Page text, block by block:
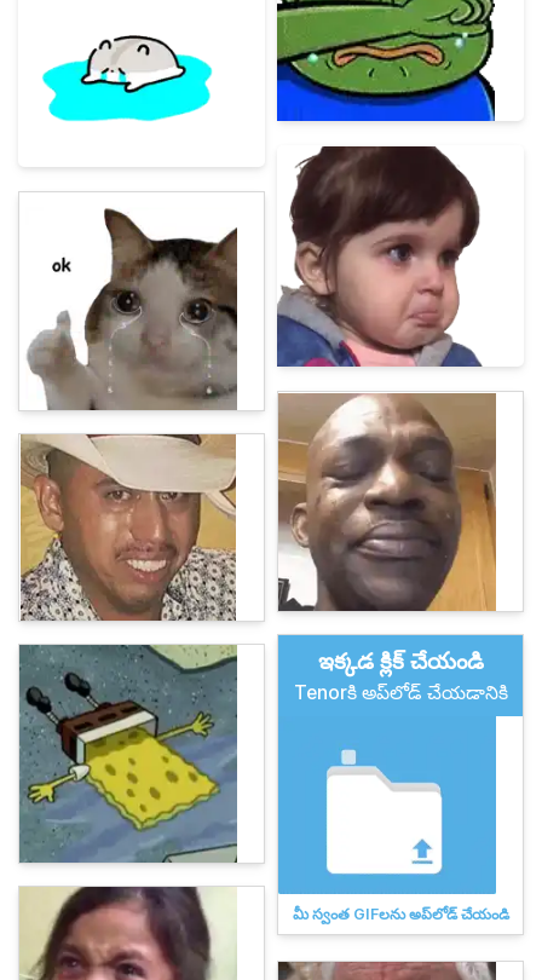
ఇక్కడ క్లిక్ చేయండి
Tenorకి అప్‌లోడ్ చేయడానికి
మీ స్వంత GIFలను అప్‌లోడ్ చేయండి